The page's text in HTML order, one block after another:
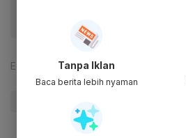
Editor: Sorta Tobing
Tanpa Iklan
Baca berita lebih nyaman